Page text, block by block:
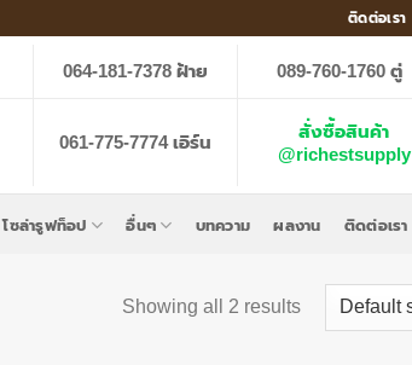
ติดต่อเรา
064-181-7378 ฝ้าย 089-760-1760 ตู่
061-775-7774 เอิร์น
สั่งซื้อสินค้า
@richestsupply
โซล่ารูฟท็อป อื่นๆ บทความ ผลงาน ติดต่อเรา
Showing all 2 results